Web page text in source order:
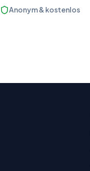
Anonym & kostenlos